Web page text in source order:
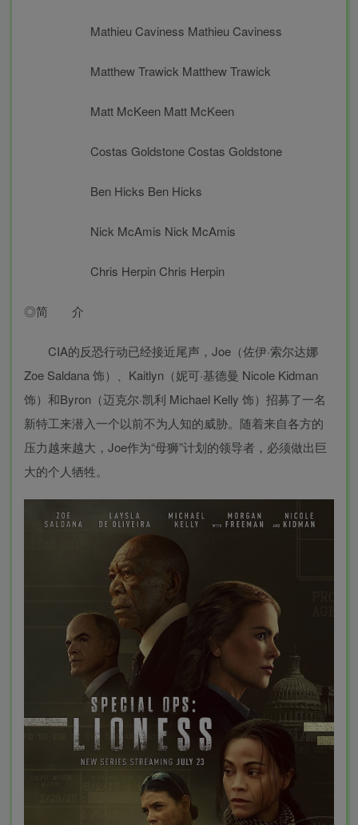
Mathieu Caviness Mathieu Caviness
Matthew Trawick Matthew Trawick
Matt McKeen Matt McKeen
Costas Goldstone Costas Goldstone
Ben Hicks Ben Hicks
Nick McAmis Nick McAmis
Chris Herpin Chris Herpin
◎简 介
CIA的反恐行动已经接近尾声，Joe（佐伊·索尔达娜
Zoe Saldana 饰）、Kaitlyn（妮可·基德曼 Nicole Kidman
饰）和Byron（迈克尔·凯利 Michael Kelly 饰）招募了一名
新特工来潜入一个以前不为人知的威胁。随着来自各方的
压力越来越大，Joe作为“母狮”计划的领导者，必须做出巨
大的个人牺牲。